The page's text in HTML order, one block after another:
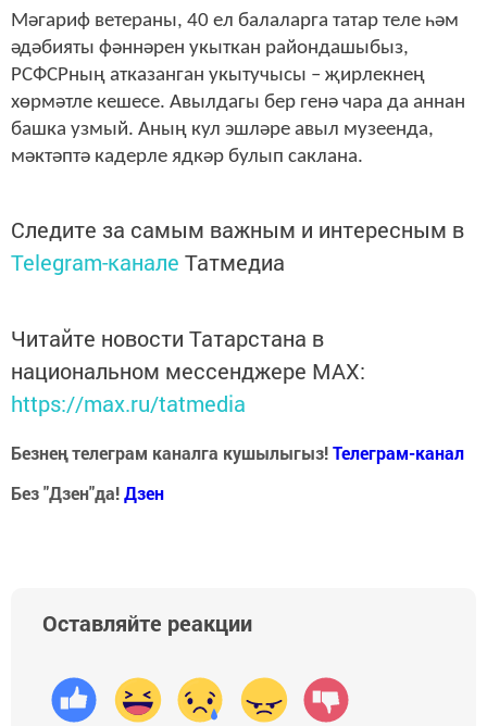
Мәгариф ветераны, 40 ел балаларга татар теле һәм
әдәбияты фәннәрен укыткан райондашыбыз,
РСФСРның атказанган укытучысы – җирлекнең
хөрмәтле кешесе. Авылдагы бер генә чара да аннан
башка узмый. Аның кул эшләре авыл музеенда,
мәктәптә кадерле ядкәр булып саклана.
Следите за самым важным и интересным в
Telegram-канале Татмедиа
Читайте новости Татарстана в
национальном мессенджере MАХ:
https://max.ru/tatmedia
Безнең телеграм каналга кушылыгыз!Телеграм-канал
Без "Дзен"да!Дзен
Оставляйте реакции